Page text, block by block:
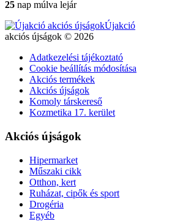
25 nap múlva lejár
Újakció
akciós újságok © 2026
Adatkezelési tájékoztató
Cookie beállítás módosítása
Akciós termékek
Akciós újságok
Komoly társkereső
Kozmetika 17. kerület
Akciós újságok
Hipermarket
Műszaki cikk
Otthon, kert
Ruházat, cipők és sport
Drogéria
Egyéb